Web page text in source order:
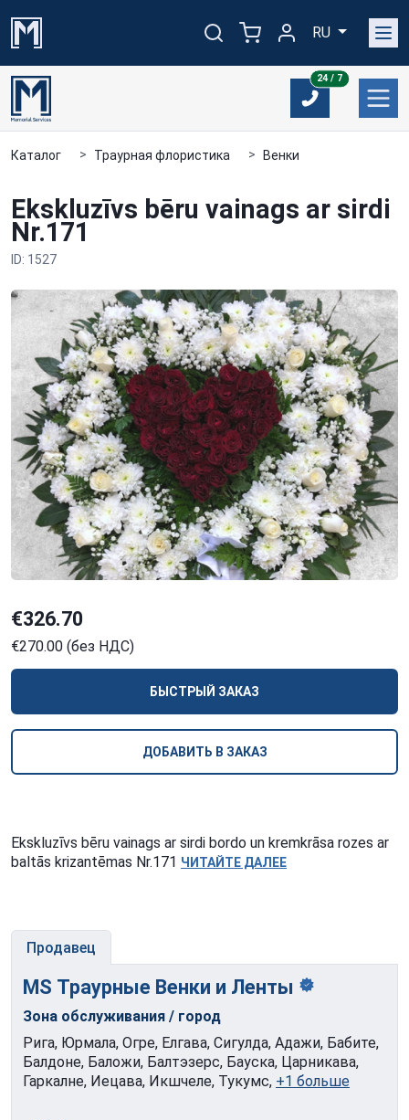
RU
24 / 724/7
Каталог Траурная флористика Венки
Ekskluzīvs bēru vainags ar sirdi
Nr.171
ID: 1527
€326.70
€270.00 (без НДС)
БЫСТРЫЙ ЗАКАЗ
ДОБАВИТЬ В ЗАКАЗ
Ekskluzīvs bēru vainags ar sirdi bordo un kremkrāsa rozes ar
baltās krizantēmas Nr.171 ЧИТАЙТЕ ДАЛЕЕ
Продавец
MS Траурные Венки и Ленты
Зона обслуживания / город
Рига, Юрмала, Огре, Елгава, Сигулда, Адажи, Бабите,
Балдоне, Баложи, Балтэзерс, Бауска, Царникава,
Гаркалне, Иецава, Икшчеле, Тукумс, +1 больше